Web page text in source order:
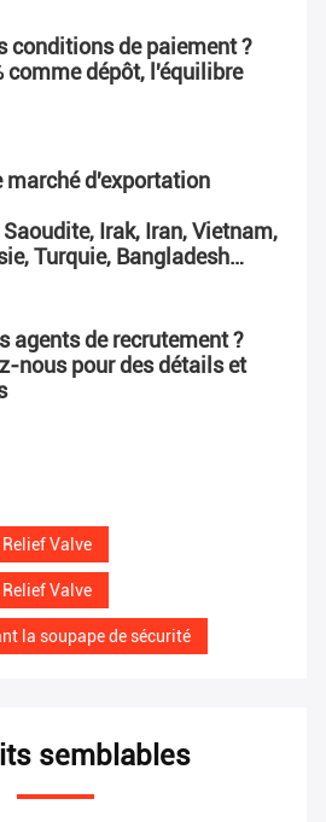
conditions de paiement ?
comme dépôt, l'équilibre
marché d'exportation
Irak, Iran, Vietnam,
Turquie, Bangladesh…
agents de recrutement ?
nous pour des détails et
Valve
Valve
la soupape de sécurité
semblables